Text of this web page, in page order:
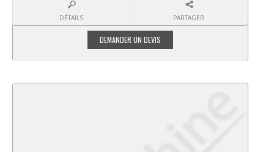
DÉTAILS PARTAGER